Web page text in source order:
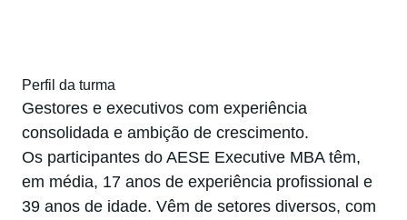
Perfil da turma
Gestores e executivos com experiência
consolidada e ambição de crescimento.
Os participantes do AESE Executive MBA têm,
em média, 17 anos de experiência profissional e
39 anos de idade. Vêm de setores diversos, com